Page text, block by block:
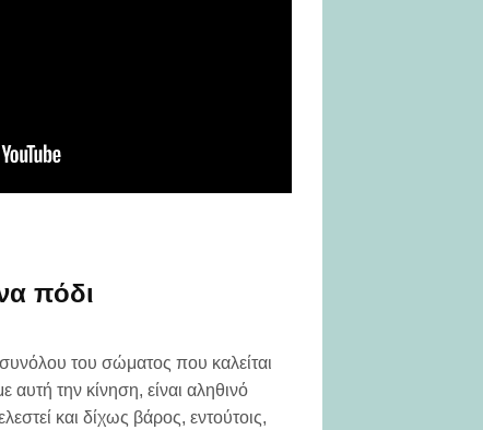
πόδι
του σώματος που καλείται
αυτή την κίνηση, είναι αληθινό
και δίχως βάρος, εντούτοις,